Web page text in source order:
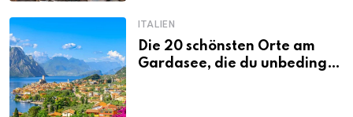
ITALIEN
Die 20 schönsten Orte am
Gardasee, die du unbedingt